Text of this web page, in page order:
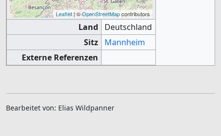
Leaflet| ©OpenStreetMapcontributors
Land
Deutschland
Sitz
Mannheim
Externe Referenzen
Bearbeitet von: Elias Wildpanner